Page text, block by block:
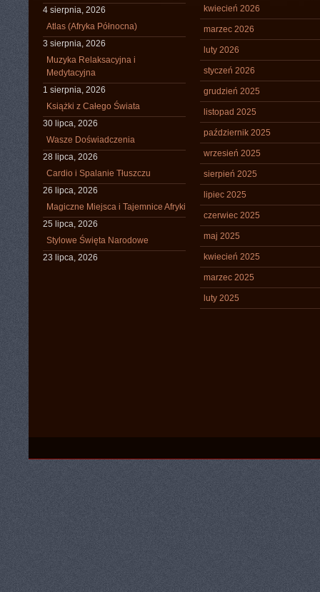
4 sierpnia, 2026
Atlas (Afryka Północna)
3 sierpnia, 2026
Muzyka Relaksacyjna i
Medytacyjna
1 sierpnia, 2026
Książki z Całego Świata
30 lipca, 2026
Wasze Doświadczenia
28 lipca, 2026
Cardio i Spalanie Tłuszczu
26 lipca, 2026
Magiczne Miejsca i Tajemnice Afryki
25 lipca, 2026
Stylowe Święta Narodowe
23 lipca, 2026
kwiecień 2026
marzec 2026
luty 2026
styczeń 2026
grudzień 2025
listopad 2025
październik 2025
wrzesień 2025
sierpień 2025
lipiec 2025
czerwiec 2025
maj 2025
kwiecień 2025
marzec 2025
luty 2025